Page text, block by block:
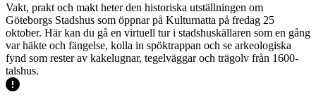
Vakt, prakt och makt heter den historiska utställningen om
Göteborgs Stadshus som öppnar på Kulturnatta på fredag 25
oktober. Här kan du gå en virtuell tur i stadshuskällaren som en gång
var häkte och fängelse, kolla in spöktrappan och se arkeologiska
fynd som rester av kakelugnar, tegelväggar och trägolv från 1600-
talshus.